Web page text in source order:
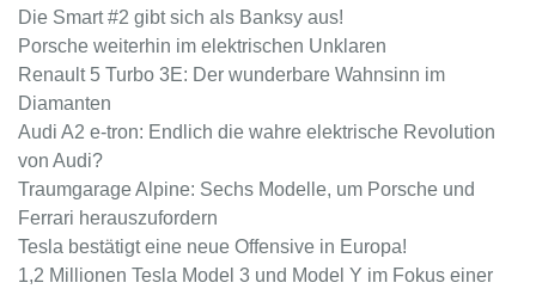
Die Smart #2 gibt sich als Banksy aus!
Porsche weiterhin im elektrischen Unklaren
Renault 5 Turbo 3E: Der wunderbare Wahnsinn im
Diamanten
Audi A2 e-tron: Endlich die wahre elektrische Revolution
von Audi?
Traumgarage Alpine: Sechs Modelle, um Porsche und
Ferrari herauszufordern
Tesla bestätigt eine neue Offensive in Europa!
1,2 Millionen Tesla Model 3 und Model Y im Fokus einer